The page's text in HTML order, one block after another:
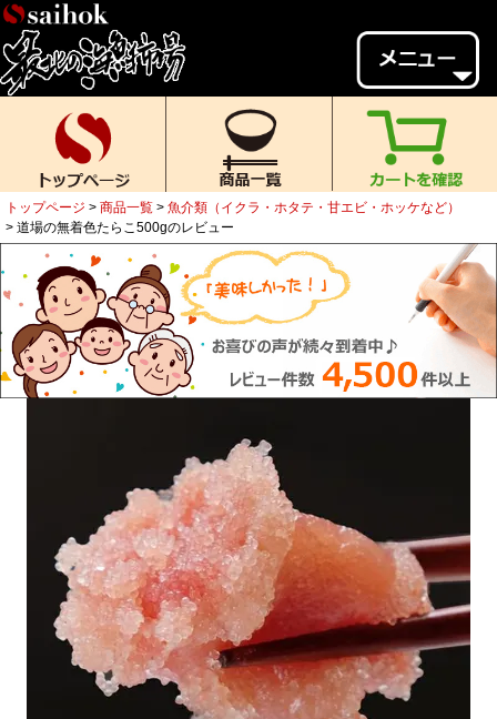
会員様メニュー
ゲスト
様、
いらっしゃいませ。
ご来店ありがとうございます。
新規会員登録 ログイン
MYページ MYクーポン
ポイント履歴
レビュー投稿 閲覧履歴
当店について
返品について
メルマガ登録 お問合せ
特定商取引法表示 個人情報の取扱い
トップページ 商品一覧
魚介類（イクラ・ホタテ・甘エビ・ホッケなど）
道場の無着色たらこ500gのレビュー